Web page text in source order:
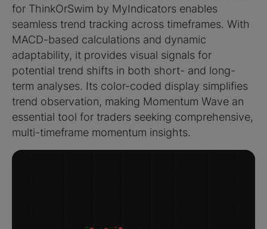
for ThinkOrSwim by MyIndicators enables
seamless trend tracking across timeframes. With
MACD-based calculations and dynamic
adaptability, it provides visual signals for
potential trend shifts in both short- and long-
term analyses. Its color-coded display simplifies
trend observation, making Momentum Wave an
essential tool for traders seeking comprehensive,
multi-timeframe momentum insights.